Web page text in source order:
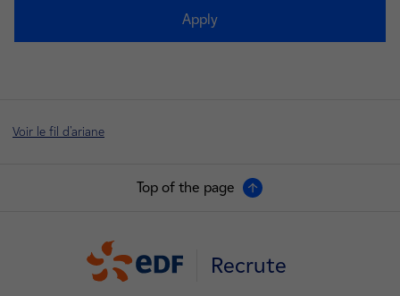
Apply
Voir le fil d'ariane
Top of the page
Recrute